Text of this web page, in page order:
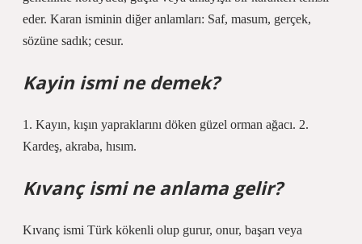
eder. Karan isminin diğer anlamları: Saf, masum, gerçek,
sözüne sadık; cesur.
Kayin ismi ne demek?
1. Kayın, kışın yapraklarını döken güzel orman ağacı. 2.
Kardeş, akraba, hısım.
Kıvanç ismi ne anlama gelir?
Kıvanç ismi Türk kökenli olup gurur, onur, başarı veya